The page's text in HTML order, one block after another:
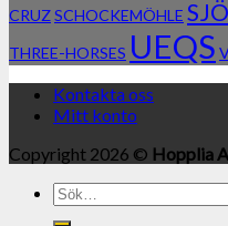
CRUZSCHOCKEMÖHLE
THREE-HORSES UEQS
Kontakta oss
Mitt konto
Copyright 2026 © Hopplia
Sök
efter: